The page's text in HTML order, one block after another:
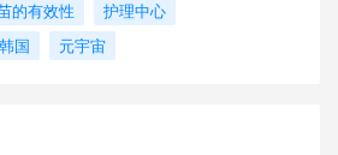
的有效性
护理中心
韩国 元宇宙